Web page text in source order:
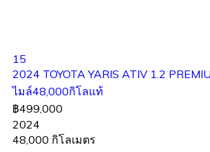
15
2024 TOYOTA YARIS ATIV 1.2
ไมล์48,000กิโลแท้
฿499,000
2024
48,000 กิโลเมตร